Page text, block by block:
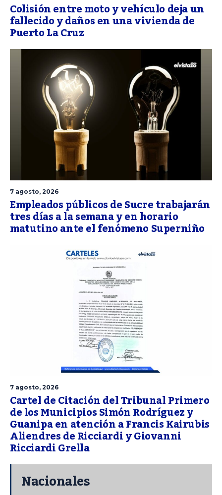
Colisión entre moto y vehículo deja un
fallecido y daños en una vivienda de
Puerto La Cruz
7 agosto, 2026
Empleados públicos de Sucre trabajarán
tres días a la semana y en horario
matutino ante el fenómeno Superniño
7 agosto, 2026
Cartel de Citación del Tribunal Primero
de los Municipios Simón Rodríguez y
Guanipa en atención a Francis Kairubis
Aliendres de Ricciardi y Giovanni
Ricciardi Grella
Nacionales